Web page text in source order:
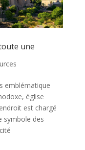
une
emblématique
église
est chargé
symbole des